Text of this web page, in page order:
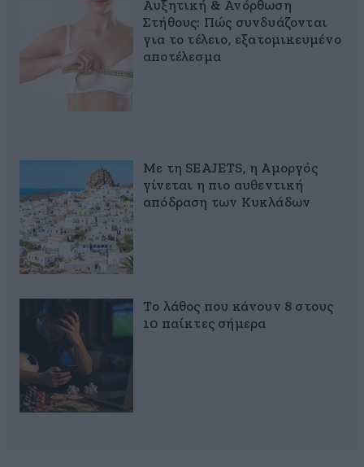
Αυξητική & Ανόρθωση
Στήθους: Πώς συνδυάζονται
για το τέλειο, εξατομικευμένο
αποτέλεσμα
Με τη SEAJETS, η Αμοργός
γίνεται η πιο αυθεντική
απόδραση των Κυκλάδων
Το λάθος που κάνουν 8 στους
10 παίκτες σήμερα